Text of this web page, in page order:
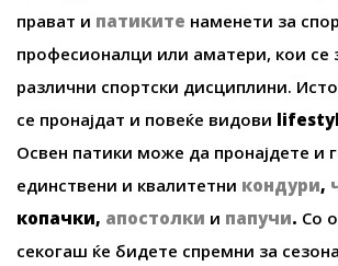
прават и патиките наменети за
професионалци или аматери, кои се
различни спортски дисциплини.
се пронајдат и повеќе видови
Освен патики може да пронајдете и
единствени и квалитетни кондури,
копачки, апостолки и папучи. Со
секогаш ќе бидете спремни за